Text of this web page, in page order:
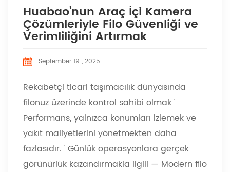
Huabao'nun Araç İçi Kamera
Çözümleriyle Filo Güvenliği ve
Verimliliğini Artırmak
September 19 , 2025
Rekabetçi ticari taşımacılık dünyasında
filonuz üzerinde kontrol sahibi olmak'
Performans, yalnızca konumları izlemek ve
yakıt maliyetlerini yönetmekten daha
fazlasıdır. 'Günlük operasyonlara gerçek
görünürlük kazandırmakla ilgili — Modern filo